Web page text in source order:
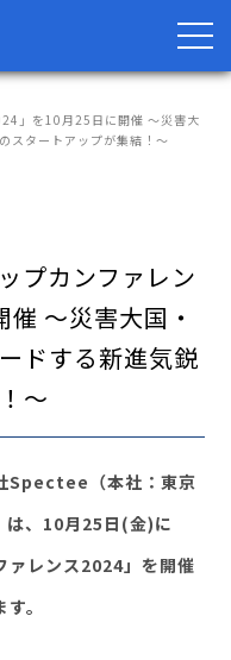
」を10月25日に開催 〜災害大
スタートアップが集結！〜
プカンファレン
〜災害大国・
ドする新進気鋭
〜
Spectee（本社：東京
は、10月25日(金)に
ァレンス2024」を開催
。